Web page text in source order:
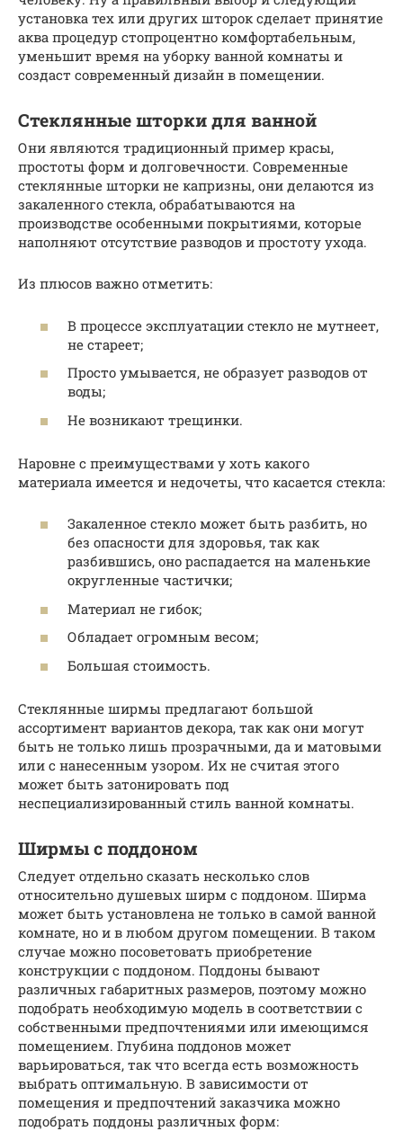
установка тех или других шторок сделает принятие
аква процедур стопроцентно комфортабельным,
уменьшит время на уборку ванной комнаты и
создаст современный дизайн в помещении.
Стеклянные шторки для ванной
Они являются традиционный пример красы,
простоты форм и долговечности. Современные
стеклянные шторки не капризны, они делаются из
закаленного стекла, обрабатываются на
производстве особенными покрытиями, которые
наполняют отсутствие разводов и простоту ухода.
Из плюсов важно отметить:
В процессе эксплуатации стекло не мутнеет,
не стареет;
Просто умывается, не образует разводов от
воды;
Не возникают трещинки.
Наровне с преимуществами у хоть какого
материала имеется и недочеты, что касается стекла:
Закаленное стекло может быть разбить, но
без опасности для здоровья, так как
разбившись, оно распадается на маленькие
округленные частички;
Материал не гибок;
Обладает огромным весом;
Большая стоимость.
Стеклянные ширмы предлагают большой
ассортимент вариантов декора, так как они могут
быть не только лишь прозрачными, да и матовыми
или с нанесенным узором. Их не считая этого
может быть затонировать под
неспециализированный стиль ванной комнаты.
Ширмы с поддоном
Следует отдельно сказать несколько слов
относительно душевых ширм с поддоном. Ширма
может быть установлена не только в самой ванной
комнате, но и в любом другом помещении. В таком
случае можно посоветовать приобретение
конструкции с поддоном. Поддоны бывают
различных габаритных размеров, поэтому можно
подобрать необходимую модель в соответствии с
собственными предпочтениями или имеющимся
помещением. Глубина поддонов может
варьироваться, так что всегда есть возможность
выбрать оптимальную. В зависимости от
помещения и предпочтений заказчика можно
подобрать поддоны различных форм: